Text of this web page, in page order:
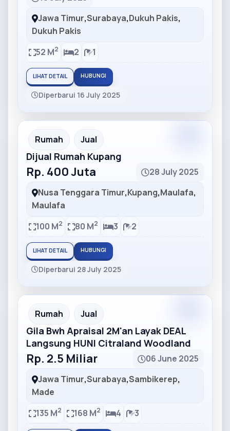
Jawa Timur,Surabaya,Dukuh Pakis,
Dukuh Pakis
52 M2 2 1
LIHAT DETAIL HUBUNGI
Diperbarui 16 July 2025
Partner Ad
Rumah Jual
Dijual Rumah Kupang
Rp. 400 Juta
28 July 2025
Nusa Tenggara Timur,Kupang,Maulafa,
Maulafa
100 M2 80 M2 3 2
LIHAT DETAIL HUBUNGI
Diperbarui 28 July 2025
Partner Ad
Rumah Jual
Gila Bwh Apraisal 2M'an Layak DEAL
Langsung HUNI Citraland Woodland
Rp. 2.5 Miliar
06 June 2025
Jawa Timur,Surabaya,Sambikerep,
Made
135 M2 168 M2 4 3